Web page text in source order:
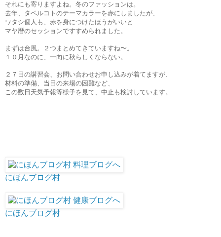
それにも寄りますよね。冬のファッションは。
去年、タベルコトのテーマカラーを赤にしましたが、
ワタシ個人も、赤を身につけたほうがいいと
マヤ暦のセッションですすめられました。
まずは台風。２つまとめてきていますね〜。
１０月なのに、一向に秋らしくならない。
２７日の講習会、お問い合わせお申し込みが着てますが、
材料の準備、当日の来場の困難など、
この数日天気予報等様子を見て、中止も検討しています。
にほんブログ村
にほんブログ村